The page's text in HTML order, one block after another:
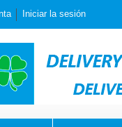
Iniciar la sesión